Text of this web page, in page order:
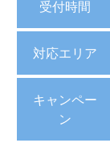
受付時間
対応エリア
キャンペー
ン